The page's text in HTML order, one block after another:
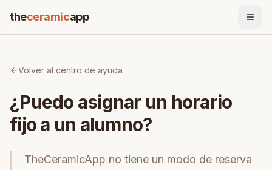
theceramicapp
Volver al centro de ayuda
¿Puedo asignar un horario
fijo a un alumno?
TheCeramicApp no tiene un modo de reserva